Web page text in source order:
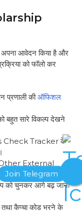
अपना आवेदन किया है और
को फॉलो कर
प्रणाली कीऑफिशल
बहुत सारे विकल्प देखने
Check Tracker के
Other External
को चुनकर आगे बढ़ जाना
कैप्चा कोड भरने के